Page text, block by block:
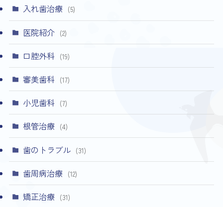
入れ歯治療 (5)
医院紹介 (2)
口腔外科 (19)
審美歯科 (17)
小児歯科 (7)
根管治療 (4)
歯のトラブル (31)
歯周病治療 (12)
矯正治療 (31)